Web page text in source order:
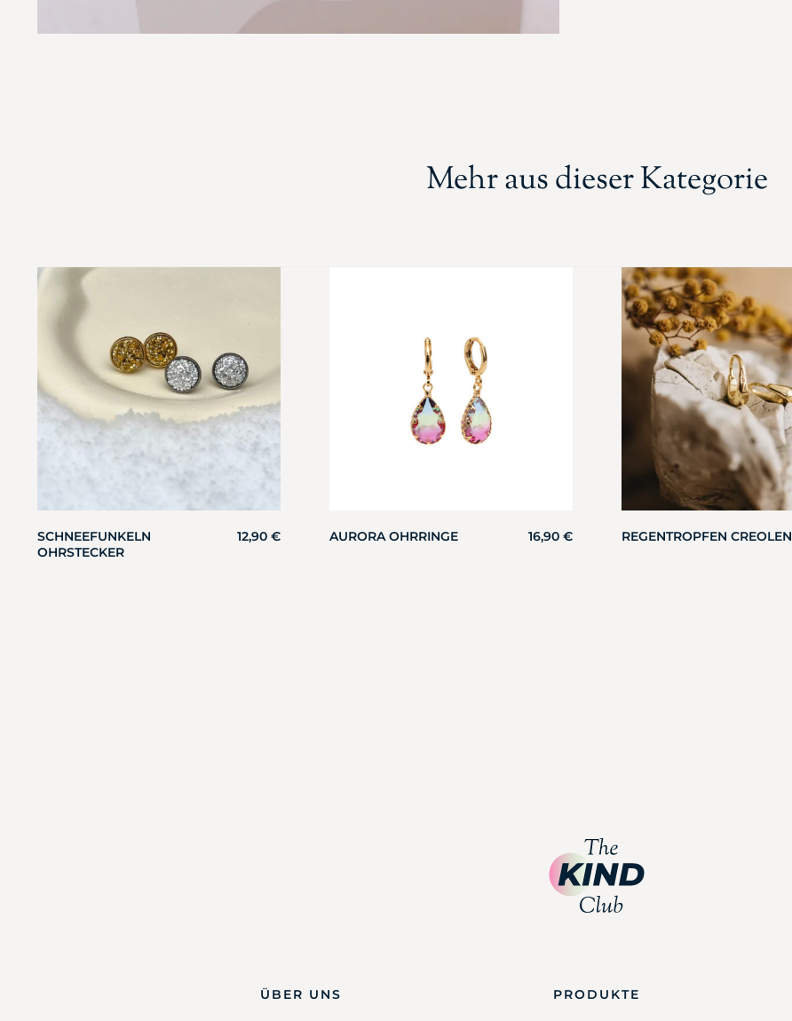
Mehr aus dieser Kategorie
SCHNEEFUNKELN
OHRSTECKER
12,90 € AURORA OHRRINGE 16,90 € REGENTROPFEN CREOLEN
ÜBER UNS PRODUKTE